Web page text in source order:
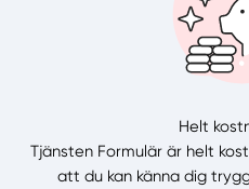
Helt
Tjänsten Formulär är helt
att du kan känna dig